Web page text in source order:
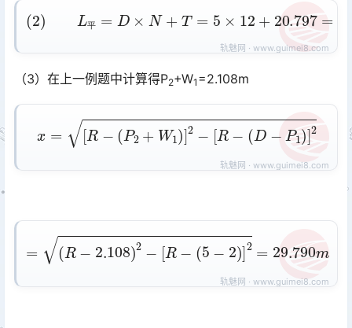
（3）在上一例题中计算得P2+W1 =2.108m
x=[R−(P2+W1)]2−[R−(D−P1)]2
=(R−2.108)2−[R−(5−2)]2=29.790m